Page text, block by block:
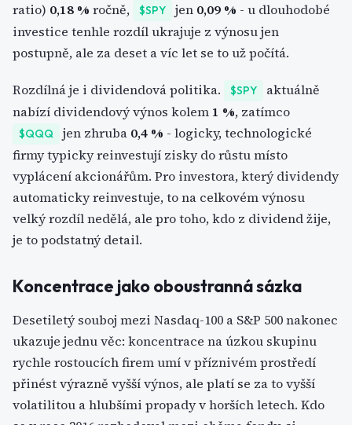
ratio) 0,18 % ročně, $SPY jen 0,09 % - u dlouhodobé
investice tenhle rozdíl ukrajuje z výnosu jen
postupně, ale za deset a víc let se to už počítá.
Rozdílná je i dividendová politika. $SPY
aktuálně
nabízí dividendový výnos kolem 1 %, zatímco
$QQQ jen zhruba 0,4 % - logicky, technologické
firmy typicky reinvestují zisky do růstu místo
vyplácení akcionářům. Pro investora, který dividendy
automaticky reinvestuje, to na celkovém výnosu
velký rozdíl nedělá, ale pro toho, kdo z dividend žije,
je to podstatný detail.
Koncentrace jako oboustranná sázka
Desetiletý souboj mezi Nasdaq-100 a S&P 500 nakonec
ukazuje jednu věc: koncentrace na úzkou skupinu
rychle rostoucích firem umí v příznivém prostředí
přinést výrazně vyšší výnos, ale platí se za to vyšší
volatilitou a hlubšími propady v horších letech. Kdo